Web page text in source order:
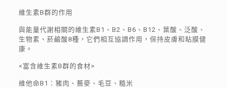
維生素B群的作用
與能量代謝相關的維生素B1、B2、B6、B12、葉酸、泛酸、
生物素、菸鹼酸8種，它們相互協調作用，保持皮膚和粘膜健
康。
<富含維生素B群的食材>
維他命B1：豬肉、蕎麥、毛豆、糙米